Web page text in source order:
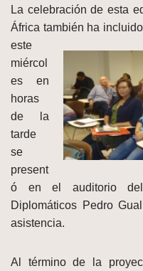
La celebración de esta
África también ha
este
miércol
es en
horas
de la
tarde
se
present
ó en el auditorio del
Diplomáticos Pedro
asistencia.
Al término de la